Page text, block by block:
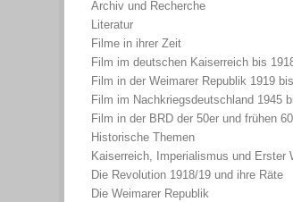
Archiv und Recherche
Literatur
Filme in ihrer Zeit
Film im deutschen Kaiserreich bis
Film in der Weimarer Republik 1919
Film im Nachkriegsdeutschland 1945
Film in der BRD der 50er und frühen
Historische Themen
Kaiserreich, Imperialismus und Erster
Die Revolution 1918/19 und ihre Räte
Die Weimarer Republik